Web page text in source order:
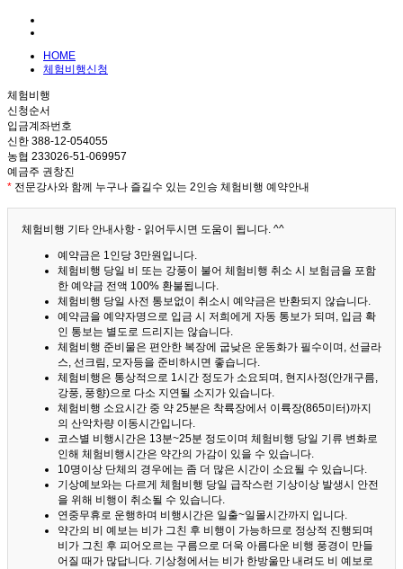
HOME
체험비행신청
체험비행
신청순서
입금계좌번호
신한 388-12-054055
농협 233026-51-069957
예금주 권창진
* 전문강사와 함께 누구나 즐길수 있는 2인승 체험비행 예약안내
체험비행 기타 안내사항 - 읽어두시면 도움이 됩니다. ^^
예약금은 1인당 3만원입니다.
체험비행 당일 비 또는 강풍이 불어 체험비행 취소 시 보험금을 포함
한 예약금 전액 100% 환불됩니다.
체험비행 당일 사전 통보없이 취소시 예약금은 반환되지 않습니다.
예약금을 예약자명으로 입금 시 저희에게 자동 통보가 되며, 입금 확
인 통보는 별도로 드리지는 않습니다.
체험비행 준비물은 편안한 복장에 굽낮은 운동화가 필수이며, 선글라
스, 선크림, 모자등을 준비하시면 좋습니다.
체험비행은 통상적으로 1시간 정도가 소요되며, 현지사정(안개구름,
강풍, 풍향)으로 다소 지연될 소지가 있습니다.
체험비행 소요시간 중 약 25분은 착륙장에서 이륙장(865미터)까지
의 산악차량 이동시간입니다.
코스별 비행시간은 13분~25분 정도이며 체험비행 당일 기류 변화로
인해 체험비행시간은 약간의 가감이 있을 수 있습니다.
10명이상 단체의 경우에는 좀 더 많은 시간이 소요될 수 있습니다.
기상예보와는 다르게 체험비행 당일 급작스런 기상이상 발생시 안전
을 위해 비행이 취소될 수 있습니다.
연중무휴로 운행하며 비행시간은 일출~일몰시간까지 입니다.
약간의 비 예보는 비가 그친 후 비행이 가능하므로 정상적 진행되며
비가 그친 후 피어오르는 구름으로 더욱 아름다운 비행 풍경이 만들
어질 때가 많답니다. 기상청에서는 비가 한방울만 내려도 비 예보로